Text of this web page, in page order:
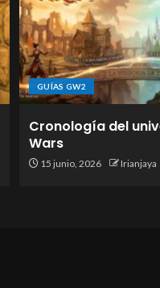
GUÍAS GW2
Cronología del
Wars
15 junio, 2026 Irianjaya